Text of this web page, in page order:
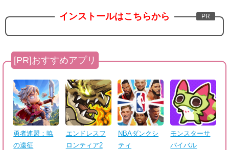
インストールはこちらから
勇者連盟：暁
の遠征
エンドレスフ
ロンティア2
NBAダンクシ
ティ
モンスターサ
バイバル